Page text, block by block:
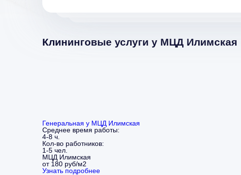
Клининговые услуги у МЦД Илимская
Генеральная у МЦД Илимская
Среднее время работы:
4-8 ч.
Кол-во работников:
1-5 чел.
МЦД Илимская
от 180 руб/м2
Узнать подробнее